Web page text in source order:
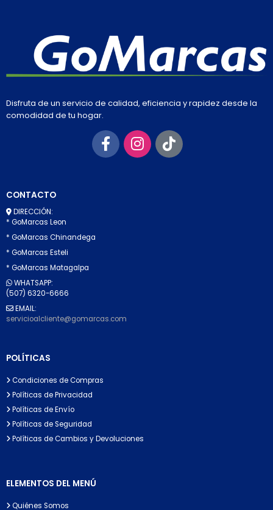
Disfruta de un servicio de calidad, eficiencia y rapidez desde la
comodidad de tu hogar.
CONTACTO
DIRECCIÓN:
* GoMarcas Leon
* GoMarcas Chinandega
* GoMarcas Esteli
* GoMarcas Matagalpa
WHATSAPP:
(507) 6320-6666
EMAIL:
servicioalcliente@gomarcas.com
POLÍTICAS
Condiciones de Compras
Políticas de Privacidad
Políticas de Envío
Políticas de Seguridad
Políticas de Cambios y Devoluciones
ELEMENTOS DEL MENÚ
Quiénes Somos